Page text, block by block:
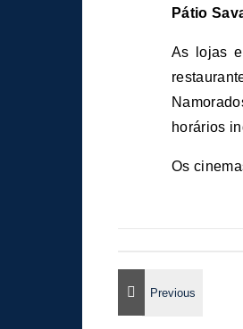
Pátio
As lojas
horários
Os